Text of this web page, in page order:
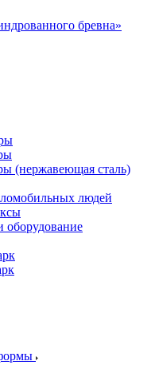
бревна»
(нержавеющая сталь)
людей